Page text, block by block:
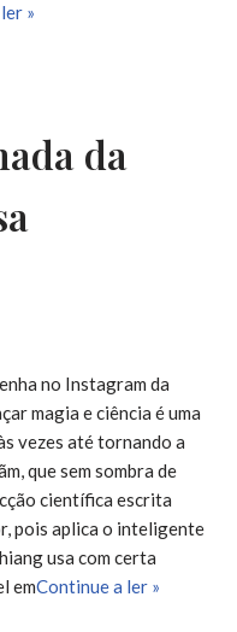
»
da
no Instagram da
magia e ciência é uma
vezes até tornando a
que sem sombra de
científica escrita
pois aplica o inteligente
usa com certa
emContinue a ler »